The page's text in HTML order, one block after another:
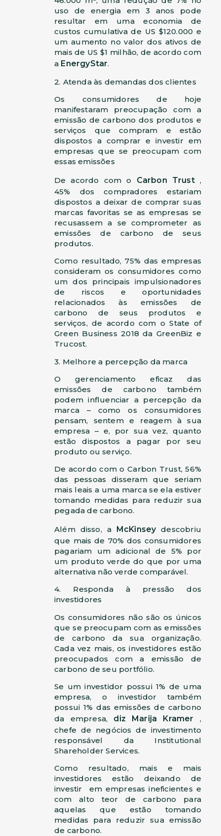
uso de energia em 3 anos pode
resultar em uma economia de
custos cumulativa de US $120.000 e
um aumento no valor dos ativos de
mais de US $1 milhão, de acordo com
a EnergyStar.
2. Atenda às demandas dos clientes
Os consumidores de hoje
manifestaram preocupação com a
emissão de carbono dos produtos e
serviços que compram e estão
dispostos a comprar e investir em
empresas que se preocupam com
essas emissões
De acordo com o Carbon Trust,
45% dos compradores estariam
dispostos a deixar de comprar suas
marcas favoritas se as empresas se
recusassem a se comprometer as
emissões de carbono de seus
produtos.
Como resultado, 75% das empresas
consideram os consumidores como
um dos principais impulsionadores
de riscos e oportunidades
relacionados às emissões de
carbono de seus produtos e
serviços, de acordo com o State of
Green Business 2018 da GreenBiz e
Trucost.
3. Melhore a percepção da marca
O gerenciamento eficaz das
emissões de carbono também
podem influenciar a percepção da
marca – como os consumidores
pensam, sentem e reagem à sua
empresa – e, por sua vez, quanto
estão dispostos a pagar por seu
produto ou serviço.
De acordo com o Carbon Trust, 56%
das pessoas disseram que seriam
mais leais a uma marca se ela estiver
tomando medidas para reduzir sua
pegada de carbono.
Além disso, a McKinseydescobriu
que mais de 70% dos consumidores
pagariam um adicional de 5% por
um produto verde do que por uma
alternativa não verde comparável.
4. Responda à pressão dos
investidores
Os consumidores não são os únicos
que se preocupam com as emissões
de carbono da sua organização.
Cada vez mais, os investidores estão
preocupados com a emissão de
carbono de seu portfólio.
Se um investidor possui 1% de uma
empresa, o investidor também
possui 1% das emissões de carbono
da empresa, diz Marija Kramer ,
chefe de negócios de investimento
responsável da Institutional
Shareholder Services.
Como resultado, mais e mais
investidores estão deixando de
investir em empresas ineficientes e
com alto teor de carbono para
aquelas que estão tomando
medidas para reduzir sua emissão
de carbono.